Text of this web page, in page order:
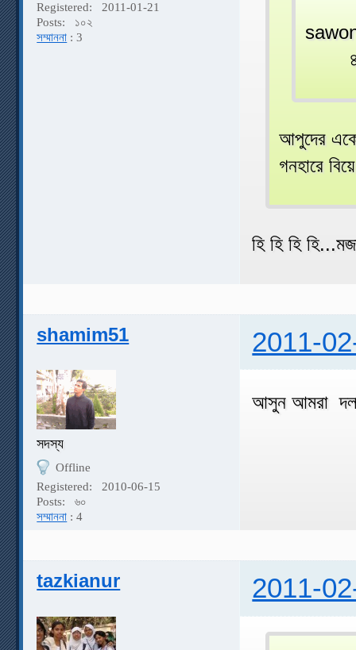
Registered:
2011-01-21
Posts:
১০২
সম্মাননা : 3
৪০০
আপুদের
গনহারে
হি হি হি
shamim51 2011-
সদস্য
Offline
Registered:
2010-06-15
Posts:
৬০
সম্মাননা : 4
আসুন আমরা
tazkianur 2011-